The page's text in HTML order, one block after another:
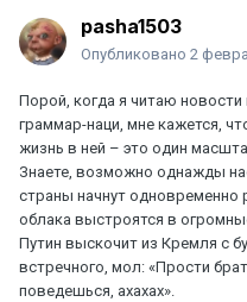
pasha1503
Опубликовано 2
Порой, когда я читаю
граммар-наци, мне кажется,
жизнь в ней – это один
Знаете, возможно однажды
страны начнут одновременно
облака выстроятся в
Путин выскочит из Кремля с
встречного, мол: «Прости
поведешься, ахахах».